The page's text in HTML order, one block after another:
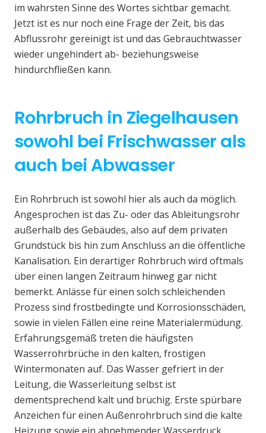
im wahrsten Sinne des Wortes sichtbar gemacht.
Jetzt ist es nur noch eine Frage der Zeit, bis das
Abflussrohr gereinigt ist und das Gebrauchtwasser
wieder ungehindert ab- beziehungsweise
hindurchfließen kann.
Rohrbruch in Ziegelhausen
sowohl bei Frischwasser als
auch bei Abwasser
Ein Rohrbruch ist sowohl hier als auch da möglich.
Angesprochen ist das Zu- oder das Ableitungsrohr
außerhalb des Gebäudes, also auf dem privaten
Grundstück bis hin zum Anschluss an die öffentliche
Kanalisation. Ein derartiger Rohrbruch wird oftmals
über einen langen Zeitraum hinweg gar nicht
bemerkt. Anlässe für einen solch schleichenden
Prozess sind frostbedingte und Korrosionsschäden,
sowie in vielen Fällen eine reine Materialermüdung.
Erfahrungsgemäß treten die häufigsten
Wasserrohrbrüche in den kalten, frostigen
Wintermonaten auf. Das Wasser gefriert in der
Leitung, die Wasserleitung selbst ist
dementsprechend kalt und brüchig. Erste spürbare
Anzeichen für einen Außenrohrbruch sind die kalte